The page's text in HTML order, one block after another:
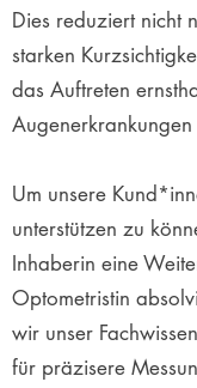
Dies reduziert nicht
starken
das Auftreten
Um unsere
unterstützen zu
Inhaberin eine
Optometristin
wir unser
für präzisere